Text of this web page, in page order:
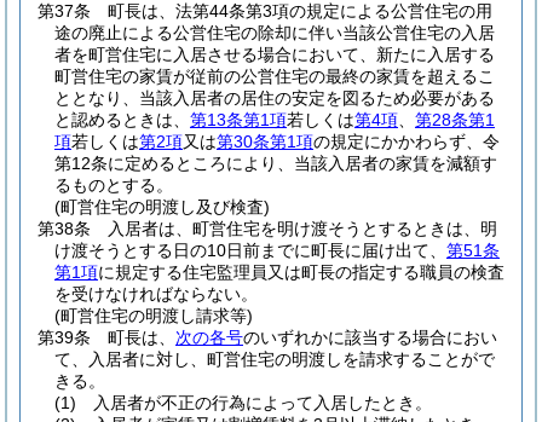
第37条
町長は、法第44条第3項の規定による公営住宅の用
途の廃止による公営住宅の除却に伴い当該公営住宅の入居
者を町営住宅に入居させる場合において、新たに入居する
町営住宅の家賃が従前の公営住宅の最終の家賃を超えるこ
ととなり、当該入居者の居住の安定を図るため必要がある
と認めるときは、 第13条第1項若しくは第4項
第28条第1
項若しくは第2項又は第30条第1項の規定にかかわらず、令
第12条に定めるところにより、当該入居者の家賃を減額す
るものとする。
(町営住宅の明渡し及び検査)
第38条
入居者は、町営住宅を明け渡そうとするときは、明
け渡そうとする日の10日前までに町長に届け出て、 第51条
第1項に規定する住宅監理員又は町長の指定する職員の検査
を受けなければならない。
(町営住宅の明渡し請求等)
第39条
町長は、 次の各号のいずれかに該当する場合におい
て、入居者に対し、町営住宅の明渡しを請求することがで
きる。
(1)
入居者が不正の行為によって入居したとき。